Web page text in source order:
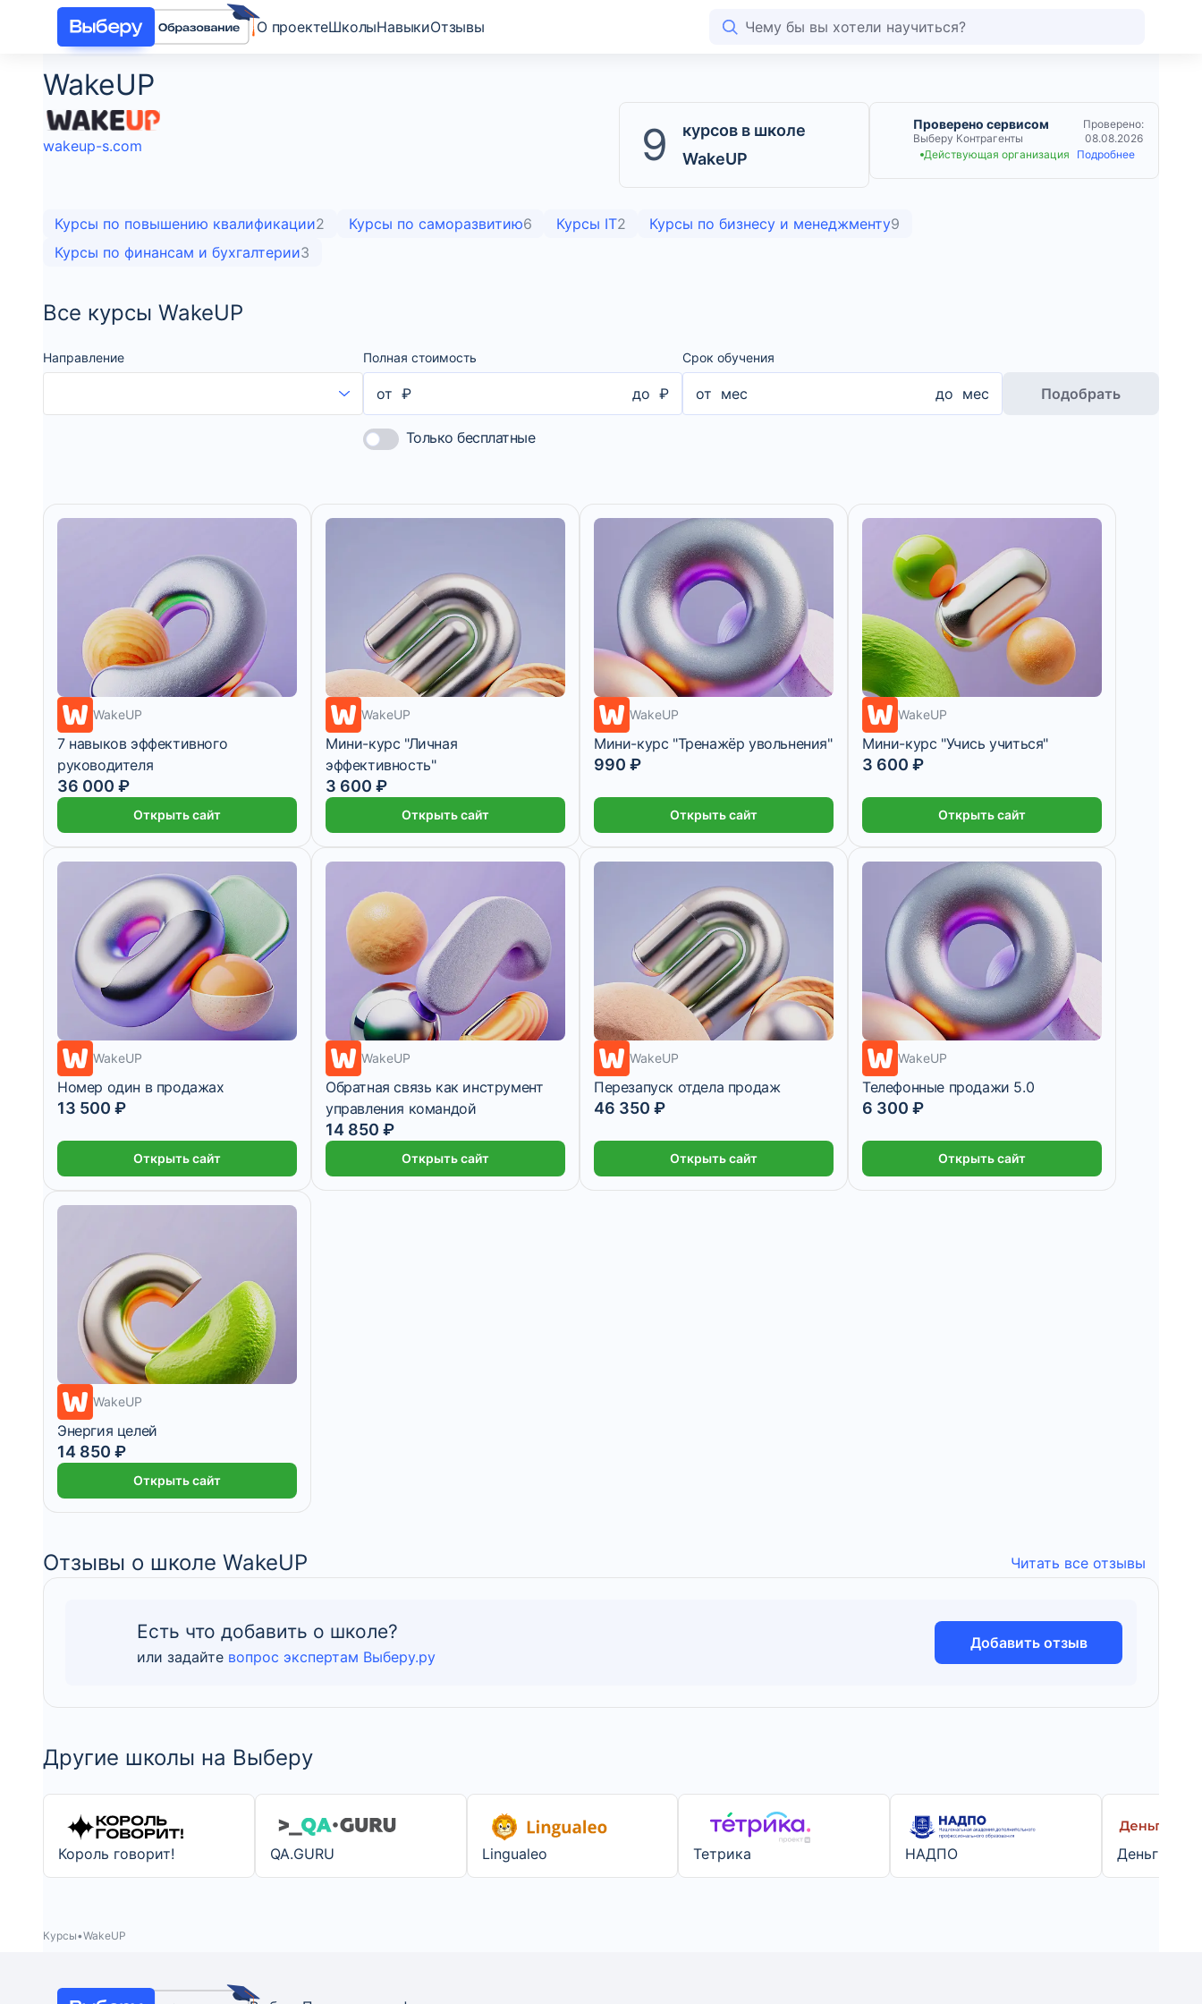
О проектеШколыНавыкиОтзывы
WakeUP
wakeup-s.com 9
курсов в школе
WakeUP
Проверено сервисом
Выберу Контрагенты
Проверено:
08.08.2026
Действующая организация
Подробнее
Курсы по повышению квалификации2 Курсы по саморазвитию6 Курсы IT2 Курсы по бизнесу и менеджменту9
Курсы по финансам и бухгалтерии3
Все курсы WakeUP
Направление Полная стоимость
от ₽ до ₽
Только бесплатные
Срок обучения
от мес до мес Подобрать
3 400 ₽/мес 2 месяца
WakeUP
7 навыков эффективного
руководителя
36 000 ₽
Открыть сайт
7 дней
WakeUP
Мини-курс "Личная
эффективность"
3 600 ₽
Открыть сайт
7 днейWakeUP
Мини-курс "Тренажёр увольнения"
990 ₽
Открыть сайт
7 днейWakeUP
Мини-курс "Учись учиться"
3 600 ₽
Открыть сайт
1 542 ₽/мес 1 месяц
WakeUP
Номер один в продажах
13 500 ₽
Открыть сайт
1 238 ₽/мес 2 месяца
WakeUP
Обратная связь как инструмент
управления командой
14 850 ₽
Открыть сайт
3 863 ₽/мес 3 месяца
WakeUP
Перезапуск отдела продаж
46 350 ₽
Открыть сайт
7 днейWakeUP
Телефонные продажи 5.0
6 300 ₽
Открыть сайт
1 238 ₽/мес
WakeUP
Энергия целей
14 850 ₽
Открыть сайт
Отзывы о школе WakeUP Читать все отзывы
Есть что добавить о школе?
или задайте вопрос экспертам Выберу.ру
Добавить отзыв
Другие школы на Выберу
Король говорит! QA.GURU Lingualeo Тетрика НАДПО Деньги в
Курсы WakeUP